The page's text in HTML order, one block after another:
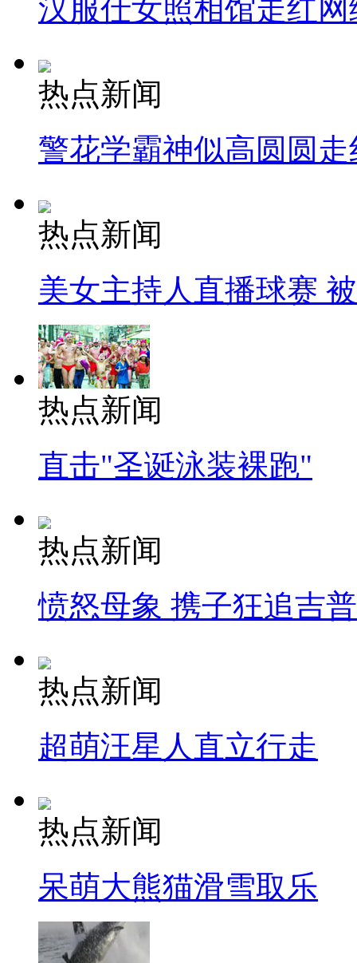
汉服仕女照相馆走红网
热点新闻
警花学霸神似高圆圆走
热点新闻
美女主持人直播球赛
热点新闻
直击"圣诞泳装裸跑"
热点新闻
愤怒母象 携子狂追吉
热点新闻
超萌汪星人直立行走
热点新闻
呆萌大熊猫滑雪取乐